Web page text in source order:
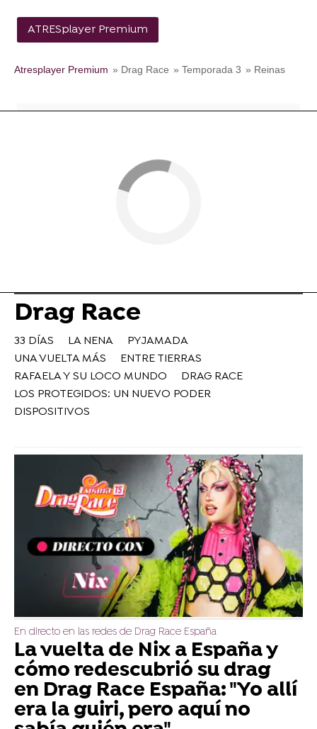
ATRESplayer Premium
Atresplayer Premium » Drag Race » Temporada 3 » Reinas
Drag Race
33 DÍAS LA NENA
PYJAMADA
UNA VUELTA MÁS
ENTRE TIERRAS
RAFAELA Y SU LOCO MUNDO
DRAG RACE
LOS PROTEGIDOS: UN NUEVO PODER
DISPOSITIVOS
En directo en las redes de Drag Race España
La vuelta de Nix a España y
cómo redescubrió su drag
en Drag Race España: "Yo allí
era la guiri, pero aquí no